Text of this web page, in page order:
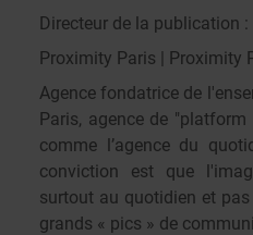
Directeur de la publication
Proximity Paris | Proximity
Agence fondatrice de
Paris, agence de
comme l’agence du
conviction est que
surtout au quotidien et
grands « pics » de